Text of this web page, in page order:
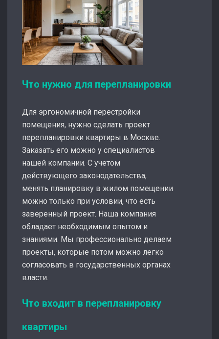
Что нужно для перепланировки
Для эргономичной перестройки
помещения, нужно сделать проект
перепланировки квартиры в Москве.
Заказать его можно у специалистов
нашей компании. С учетом
действующего законодательства,
менять планировку в жилом помещении
можно только при условии, что есть
заверенный проект. Наша компания
обладает необходимым опытом и
знаниями. Мы профессионально делаем
проекты, которые потом можно легко
согласовать в государственных органах
власти.
Что входит в перепланировку
квартиры